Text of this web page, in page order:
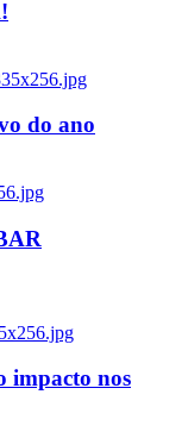
do ano
impacto nos